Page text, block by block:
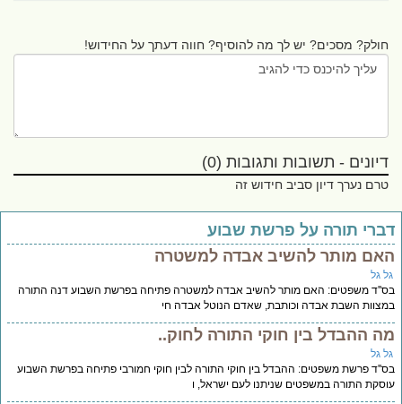
חולק? מסכים? יש לך מה להוסיף? חווה דעתך על החידוש!
דיונים - תשובות ותגובות (0)
טרם נערך דיון סביב חידוש זה
תורה על פרשת שבוע
מותר להשיב אבדה למשטרה
גל
משפטים: האם מותר להשיב אבדה למשטרה פתיחה בפרשת השבוע דנה התורה
השבת אבדה וכותבת, שאדם הנוטל אבדה חי
ההבדל בין חוקי התורה לחוק..
גל
פרשת משפטים: ההבדל בין חוקי התורה לבין חוקי חמורבי פתיחה בפרשת השבוע
התורה במשפטים שניתנו לעם ישראל, ו